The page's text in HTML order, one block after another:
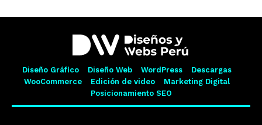
Diseño Gráfico Diseño Web WordPress
Descargas
WooCommerce
Edición de video
Marketing Digital
Posicionamiento SEO